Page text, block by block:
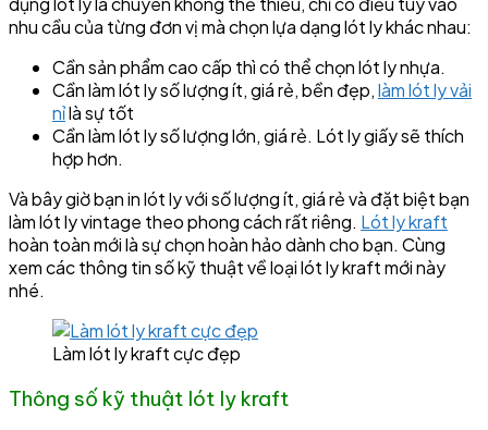
nhu cầu của từng đơn vị mà chọn lựa dạng lót ly khác nhau:
Cần sản phẩm cao cấp thì có thể chọn lót ly nhựa.
Cần làm lót ly số lượng ít, giá rẻ, bền đẹp,làm lót ly vải
nỉlà sự tốt
Cần làm lót ly số lượng lớn, giá rẻ. Lót ly giấy sẽ thích
hợp hơn.
Và bây giờ bạn in lót ly với số lượng ít, giá rẻ và đặt biệt bạn
làm lót ly vintage theo phong cách rất riêng. Lót ly kraft
hoàn toàn mới là sự chọn hoàn hảo dành cho bạn. Cùng
xem các thông tin số kỹ thuật về loại lót ly kraft mới này
nhé.
Làm lót ly kraft cực đẹp
Thông số kỹ thuật lót ly kraft